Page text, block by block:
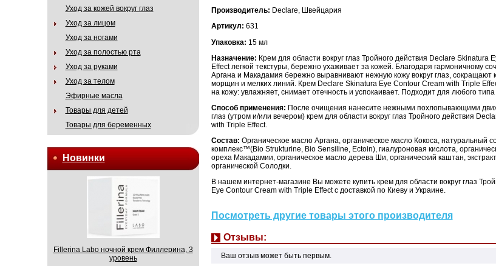
Уход за кожей вокруг глаз
Уход за лицом
Уход за ногами
Уход за полостью рта
Уход за руками
Уход за телом
Эфирные масла
Товары для детей
Товары для беременных
Новинки
Fillerina Labo ночной крем Филлерина, 3
уровень
Производитель: Declare, Швейцария
Артикул: 631
Упаковка: 15 мл
Назначение: Крем для области вокруг глаз Тройного действия Declare Skinatura
Effect легкой текстуры, бережно ухаживает за кожей. Благодаря гармоничному
Аргана и Макадамия бережно выравнивают нежную кожу вокруг глаз, сокращают
морщин и мелких линий. Крем Declare Skinatura Eye Contour Cream with Triple
на кожу: увлажняет, снимает отечность и успокаивает. Подходит для любого типа
Способ применения: После очищения нанесите нежными похлопывающими
глаз (утром и/или вечером) крем для области вокруг глаз Тройного действия
with Triple Effect.
Состав: Органическое масло Аргана, органическое масло Кокоса, натуральный
комплекс™(Bio Strukturine, Bio Sensiline, Ectoin), гиалуроновая кислота,
ореха Макадамии, органическое масло дерева Ши, органический каштан,
органической Солодки.
В нашем интернет-магазине Вы можете купить крем для области вокруг глаз
Eye Contour Cream with Triple Effect с доставкой по Киеву и Украине.
Посмотреть другие товары этого производителя
Отзывы:
Ваш отзыв может быть первым.